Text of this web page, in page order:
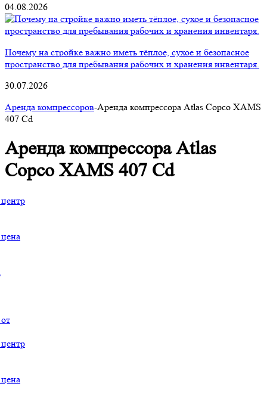
04.08.2026
Почему на стройке важно иметь тёплое, сухое и безопасное
пространство для пребывания рабочих и хранения инвентаря.
30.07.2026
Аренда компрессоров-Аренда компрессора Atlas Copco XAMS
407 Cd
Аренда компрессора Atlas
Copco XAMS 407 Cd